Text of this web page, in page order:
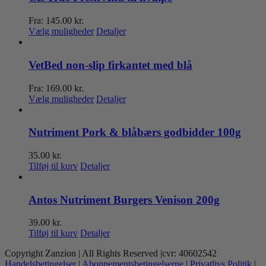
Fra: 145.00 kr.
Vælg muligheder Dette
flere
varianter.
kan
vælges
varesiden
Detaljer
VetBed non-slip firkantet med blå
Fra: 169.00 kr.
Vælg muligheder Dette
flere
kan
vælges
varesiden
Detaljer
Nutriment Pork & blåbærs godbidder 100g
35.00 kr.
Tilføj til kurv Detaljer
Antos Nutriment Burgers Venison 200g
39.00 kr.
Tilføj til kurv Detaljer
Copyright Zanzion | All Rights Reserved |cvr: 40602542